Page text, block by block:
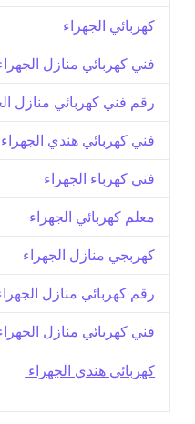
كهربائي الجهراء
فني كهربائي منازل
رقم فني كهربائي منازل
فني كهربائي هندي الجهراء
فني كهرباء الجهراء
معلم كهربائي الجهراء
كهربجي منازل الجهراء
رقم كهربائي منازل
فني كهربائي منازل
كهربائي هندي الجهراء